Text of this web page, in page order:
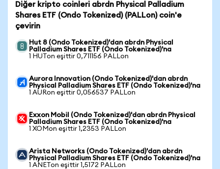
Diğer kripto coinleri abrdn Physical Palladium
Shares ETF (Ondo Tokenized) (PALLon) coin'e
çevirin
Hut 8 (Ondo Tokenized)'dan abrdn Physical
Palladium Shares ETF (Ondo Tokenized)'na
1 HUTon eşittir 0,711156 PALLon
Aurora Innovation (Ondo Tokenized)'dan abrdn
Physical Palladium Shares ETF (Ondo Tokenized)'na
1 AURon eşittir 0,056537 PALLon
Exxon Mobil (Ondo Tokenized)'dan abrdn Physical
Palladium Shares ETF (Ondo Tokenized)'na
1 XOMon eşittir 1,2353 PALLon
Arista Networks (Ondo Tokenized)'dan abrdn
Physical Palladium Shares ETF (Ondo Tokenized)'na
1 ANETon eşittir 1,5172 PALLon